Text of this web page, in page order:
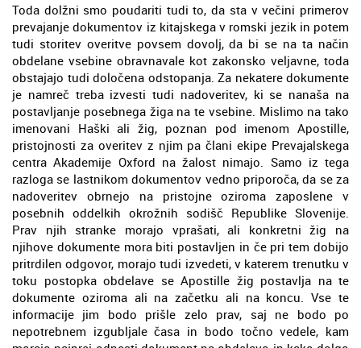
Toda dolžni smo poudariti tudi to, da sta v večini primerov
prevajanje dokumentov iz kitajskega v romski jezik in potem
tudi storitev overitve povsem dovolj, da bi se na ta način
obdelane vsebine obravnavale kot zakonsko veljavne, toda
obstajajo tudi določena odstopanja. Za nekatere dokumente
je namreč treba izvesti tudi nadoveritev, ki se nanaša na
postavljanje posebnega žiga na te vsebine. Mislimo na tako
imenovani Haški ali žig, poznan pod imenom Apostille,
pristojnosti za overitev z njim pa člani ekipe Prevajalskega
centra Akademije Oxford na žalost nimajo. Samo iz tega
razloga se lastnikom dokumentov vedno priporoča, da se za
nadoveritev obrnejo na pristojne oziroma zaposlene v
posebnih oddelkih okrožnih sodišč Republike Slovenije.
Prav njih stranke morajo vprašati, ali konkretni žig na
njihove dokumente mora biti postavljen in če pri tem dobijo
pritrdilen odgovor, morajo tudi izvedeti, v katerem trenutku v
toku postopka obdelave se Apostille žig postavlja na te
dokumente oziroma ali na začetku ali na koncu. Vse te
informacije jim bodo prišle zelo prav, saj ne bodo po
nepotrebnem izgubljale časa in bodo točno vedele, kam